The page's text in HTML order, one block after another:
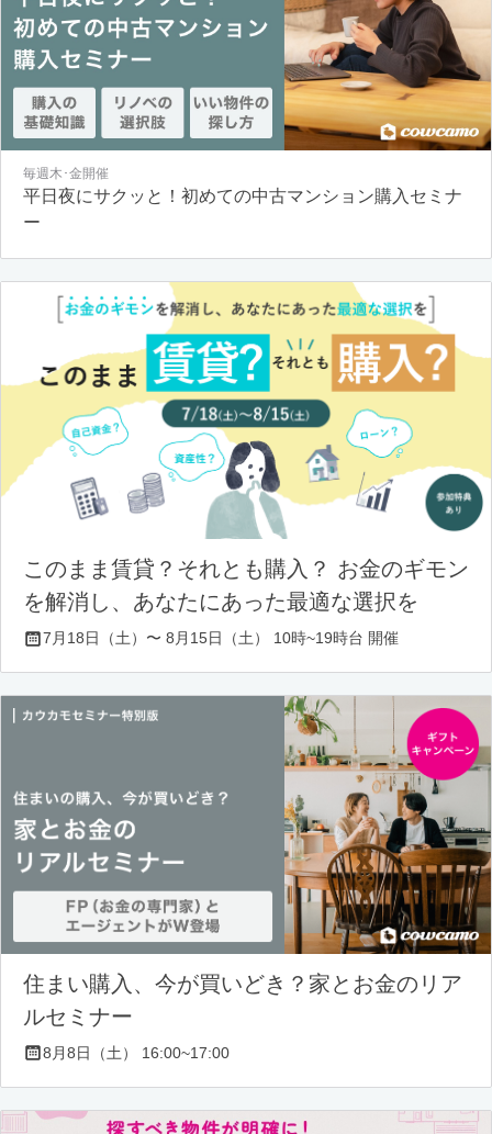
毎週木･金開催
平日夜にサクッと！初めての中古マンション購入セミナ
ー
このまま賃貸？それとも購入？ お金のギモン
を解消し、あなたにあった最適な選択を
7月18日（土）〜 8月15日（土） 10時~19時台 開催
住まい購入、今が買いどき？家とお金のリア
ルセミナー
8月8日（土） 16:00~17:00